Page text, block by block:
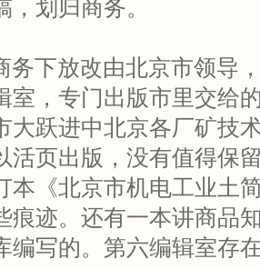
，划归商务。
下放改由北京市领导
室，专门出版市里交给
大跃进中北京各厂矿技
活页出版，没有值得保
本《北京市机电工业土
痕迹。还有一本讲商品
编写的。第六编辑室存